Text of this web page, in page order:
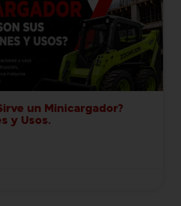
un Minicargador?
y Usos.